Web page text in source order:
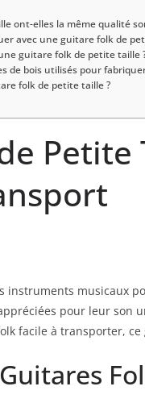
ont-elles la même qualité
avec une guitare folk de⁣
guitare folk de petite taille
de bois utilisés pour
folk de petite taille ?
instruments musicaux
‍pour leur son
facile à transporter,